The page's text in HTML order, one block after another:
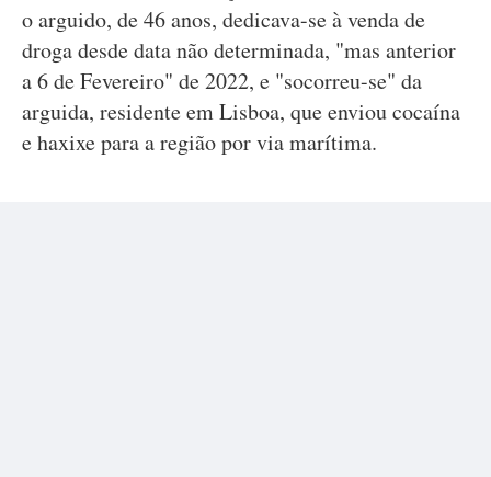
o arguido, de 46 anos, dedicava-se à venda de
droga desde data não determinada, "mas anterior
a 6 de Fevereiro" de 2022, e "socorreu-se" da
arguida, residente em Lisboa, que enviou cocaína
e haxixe para a região por via marítima.